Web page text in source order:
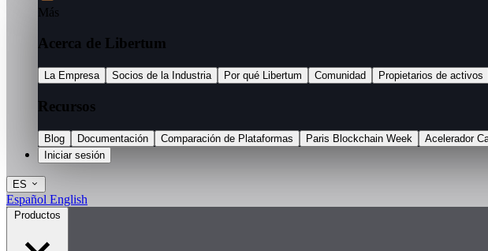
Más
Acerca de Libertum
La Empresa Socios de la Industria Por qué Libertum Comunidad Propietarios de activos
Recursos
Blog Documentación Comparación de Plataformas Paris Blockchain Week
Acelerador
Iniciar sesión
ES
Español English
Productos